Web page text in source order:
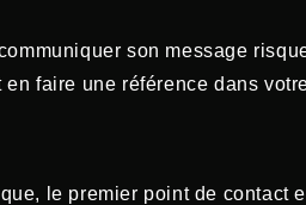
son message
en faire une référence dans
le premier point de